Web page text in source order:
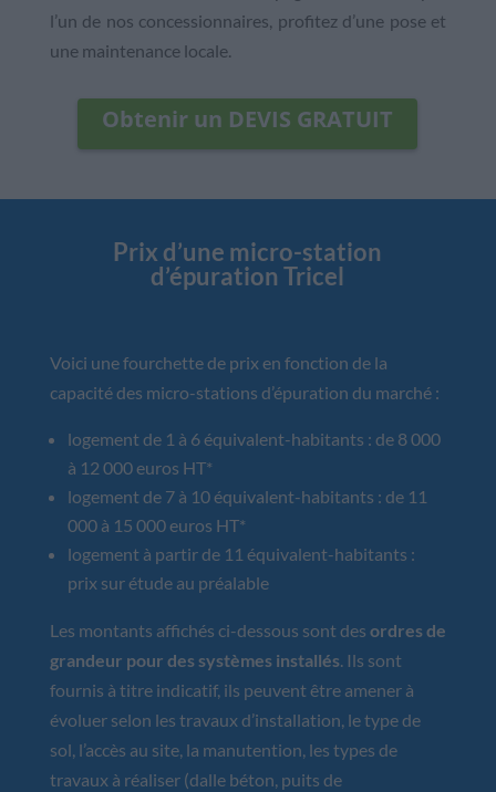
l’un de nos concessionnaires, profitez d’une pose et
une maintenance locale.
Obtenir un DEVIS GRATUIT
Prix d’une micro-station
d’épuration Tricel
Voici une fourchette de prix en fonction de la
capacité des micro-stations d’épuration du marché :
logement de 1 à 6 équivalent-habitants : de 8 000
à 12 000 euros HT*
logement de 7 à 10 équivalent-habitants : de 11
000 à 15 000 euros HT*
logement à partir de 11 équivalent-habitants :
prix sur étude au préalable
Les montants affichés ci-dessous sont des ordres de
grandeur pour des systèmes installés. Ils sont
fournis à titre indicatif, ils peuvent être amener à
évoluer selon les travaux d’installation, le type de
sol, l’accès au site, la manutention, les types de
travaux à réaliser (dalle béton, puits de